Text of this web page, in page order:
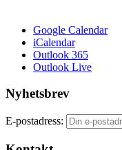
Google Calendar
iCalendar
Outlook 365
Outlook Live
Nyhetsbrev
E-postadress: